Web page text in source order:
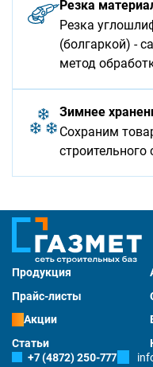
Резка
Резка
(болгаркой) -
метод
Зимнее
Сохраним
строительного
Продукция
Прайс-листы
Акции
Статьи
+7 (4872) 250-777